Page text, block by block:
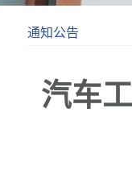
通知公告
汽车